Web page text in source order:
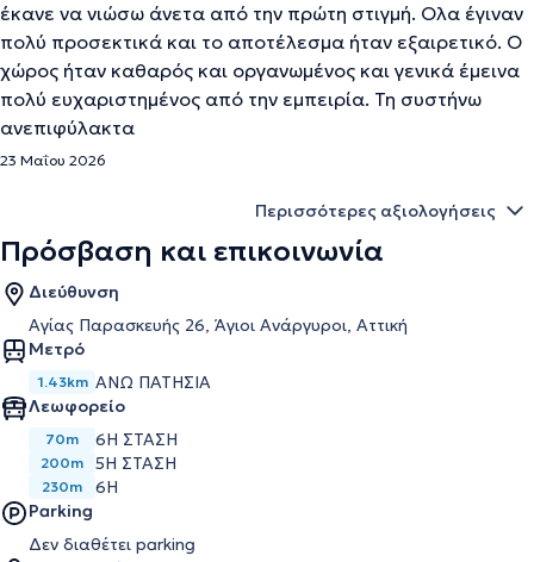
έκανε να νιώσω άνετα από την πρώτη στιγμή. Ολα έγιναν
πολύ προσεκτικά και το αποτέλεσμα ήταν εξαιρετικό. Ο
χώρος ήταν καθαρός και οργανωμένος και γενικά έμεινα
πολύ ευχαριστημένος από την εμπειρία. Τη συστήνω
ανεπιφύλακτα
23 Μαΐου 2026
Περισσότερες αξιολογήσεις
Πρόσβαση και επικοινωνία
Διεύθυνση
Αγίας Παρασκευής 26, Άγιοι Ανάργυροι, Αττική
Μετρό
1.43km ΆΝΩ ΠΑΤΉΣΙΑ
Λεωφορείο
70m 6Η ΣΤΑΣΗ
200m 5Η ΣΤΑΣΗ
230m
6Η
Parking
Δεν διαθέτει parking